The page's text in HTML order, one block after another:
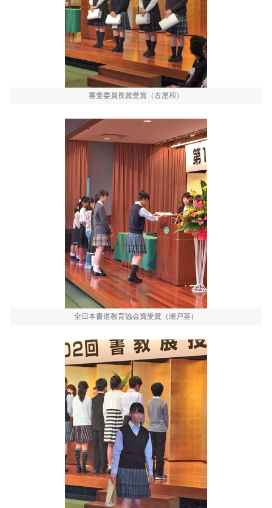
審査委員長賞受賞（古屋和）
全日本書道教育協会賞受賞（瀬戸葵）